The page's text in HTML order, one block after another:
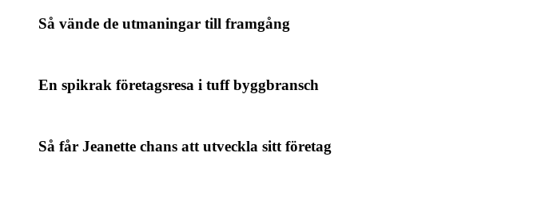
Så vände de utmaningar till framgång
En spikrak företagsresa i tuff byggbransch
Så får Jeanette chans att utveckla sitt företag